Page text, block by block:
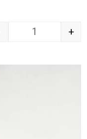
Quantity +